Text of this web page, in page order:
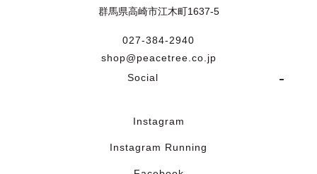
群馬県高崎市江木町1637-5
027-384-2940
shop@peacetree.co.jp
Social
Instagram
Instagram Running